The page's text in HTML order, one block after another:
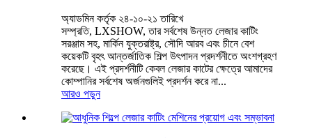
অ্যাডমিন কর্তৃক ২৪-১০-২১ তারিখে
সম্প্রতি, LXSHOW, তার সর্বশেষ উন্নত লেজার কাটিং
সরঞ্জাম সহ, মার্কিন যুক্তরাষ্ট্র, সৌদি আরব এবং চীনে বেশ
কয়েকটি বৃহৎ আন্তর্জাতিক শিল্প উৎপাদন প্রদর্শনীতে অংশগ্রহণ
করেছে। এই প্রদর্শনীটি কেবল লেজার কাটের ক্ষেত্রে আমাদের
কোম্পানির সর্বশেষ অর্জনগুলিই প্রদর্শন করে না...
আরও পড়ুন